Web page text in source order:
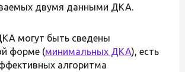
двумя данными ДКА.
могут быть сведены
форме (минимальных ДКА), есть
алгоритма